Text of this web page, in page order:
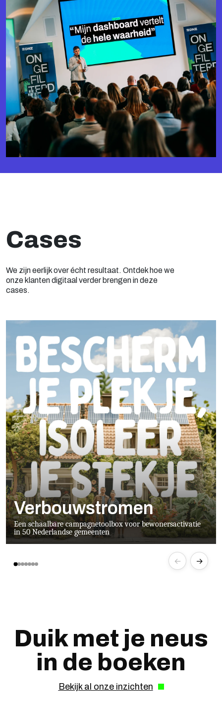
Cases
We zijn eerlijk over écht resultaat. Ontdek hoe we
onze klanten digitaal verder brengen in deze
cases.
Verbouwstromen
Een schaalbare campagnetoolbox voor bewonersactivatie
in 50 Nederlandse gemeenten
← →
Duik met je neus
in de boeken
Bekijk al onze inzichten